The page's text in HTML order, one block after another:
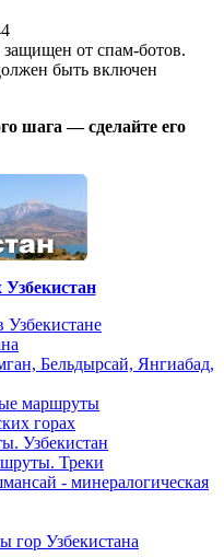
от спам-ботов.
быть включен
шага — сделайте его
Узбекистане
Бельдырсай, Янгиабад,
маршруты
горах
Узбекистан
Треки
- минералогическая
гор Узбекистана